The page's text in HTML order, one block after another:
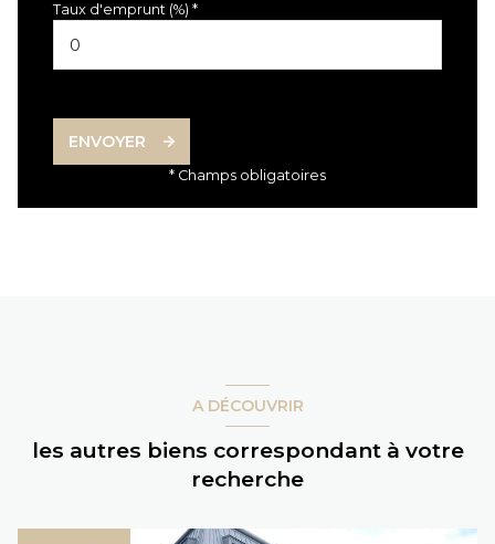
Taux d'emprunt (%) *
ENVOYER
* Champs obligatoires
A DÉCOUVRIR
les autres biens correspondant à votre
recherche